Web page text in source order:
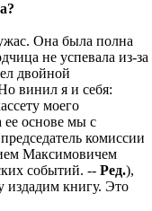
Она была полна
не успевала из-за
двойной
винил я и себя:
моего
ее основе мы с
комиссии
Максимовичем
событий. -- Ред.),
издадим книгу. Это